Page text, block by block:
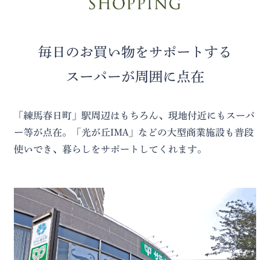
毎日のお買い物をサポートする
スーパーが周囲に点在
「練馬春日町」駅周辺はもちろん、現地付近にもスーパ
ー等が点在。「光が丘IMA」などの大型商業施設も普段
使いでき、暮らしをサポートしてくれます。